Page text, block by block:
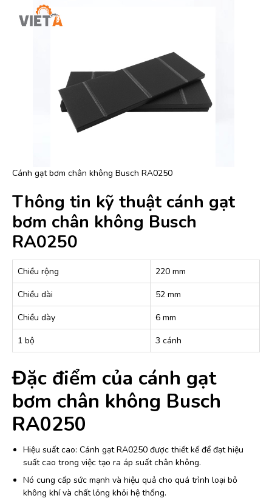
Cánh gạt bơm chân không Busch RA0250
Thông tin kỹ thuật cánh gạt
bơm chân không Busch
RA0250
Chiều rộng
220 mm
Chiều dài
52 mm
Chiều dày
6 mm
1 bộ
3 cánh
Đặc điểm của cánh gạt
bơm chân không Busch
RA0250
Hiệu suất cao: Cánh gạt RA0250 được thiết kế để đạt hiệu
suất cao trong việc tạo ra áp suất chân không.
Nó cung cấp sức mạnh và hiệu quả cho quá trình loại bỏ
không khí và chất lỏng khỏi hệ thống.